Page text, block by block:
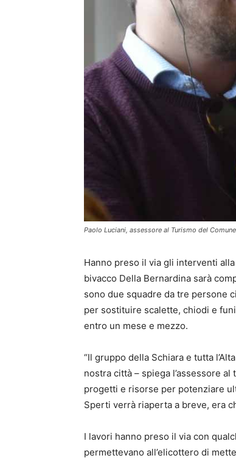
Paolo Luciani, assessore al Turismo del
Hanno preso il via gli interventi
bivacco Della Bernardina sarà
sono due squadre da tre persone
per sostituire scalette, chiodi e
entro un mese e mezzo.
“Il gruppo della Schiara e tutta
nostra città – spiega l’assessore
progetti e risorse per potenziare
Sperti verrà riaperta a breve, era
I lavori hanno preso il via con
permettevano all’elicottero di